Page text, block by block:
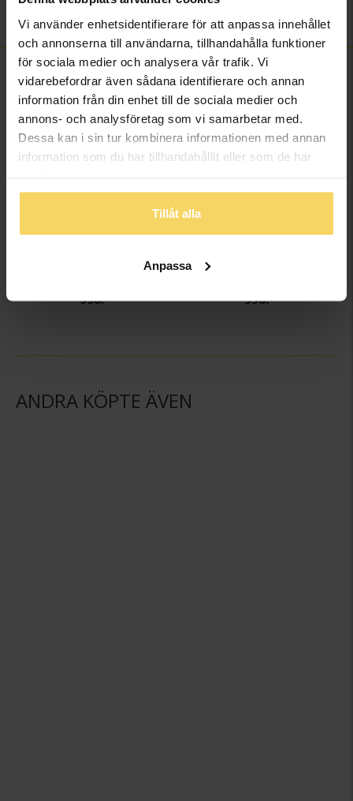
Vi använder enhetsidentifierare för att anpassa innehållet
och annonserna till användarna, tillhandahålla funktioner
för sociala medier och analysera vår trafik. Vi
vidarebefordrar även sådana identifierare och annan
information från din enhet till de sociala medier och
annons- och analysföretag som vi samarbetar med.
Dessa kan i sin tur kombinera informationen med annan
information som du har tillhandahållit eller som de har
Tillåt alla
Anpassa
Sten/Pärla
Kristall
FINNS OCKSÅ SOM
Halsband i äkta silver
998:-
Armband i äkta silver
998:-
ANDRA KÖPTE ÄVEN